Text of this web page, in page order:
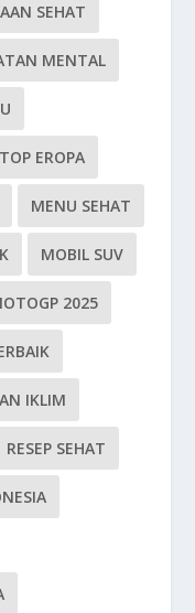
SEHAT
MENTAL
EROPA
MENU SEHAT
MOBIL SUV
2025
IKLIM
RESEP SEHAT